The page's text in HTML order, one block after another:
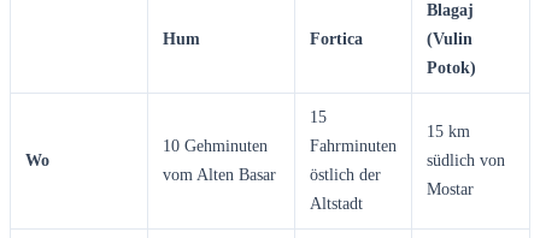
Hum Fortica
Blagaj
(Vulin
Potok)
Wo
10 Gehminuten
vom Alten Basar
15
Fahrminuten
östlich der
Altstadt
15 km
südlich von
Mostar